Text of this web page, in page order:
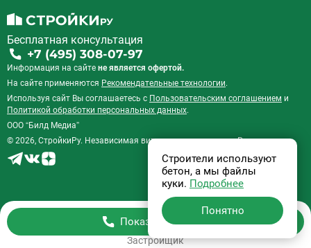
Показать телефон
Застройщик
Бесплатная консультация
+7 (495) 308-07-97
Информация на сайте не является офертой.
На сайте применяются Рекомендательные технологии.
Используя сайт Вы соглашаетесь с Пользовательским соглашением и
Политикой обработки персональных данных.
ООО “Билд Медиа”
© 2026, СтройкиРу. Независимая витрина недвижимости России.
Строители используют
бетон, а мы файлы
куки. Подробнее
Понятно